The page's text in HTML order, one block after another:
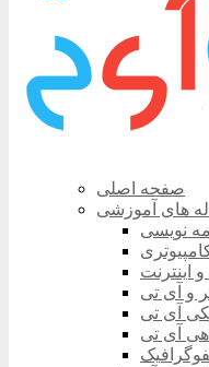
صفحه اصلی
های آموزشی
نویسی
اینترنت
و آی تی
آی تی
آی تی